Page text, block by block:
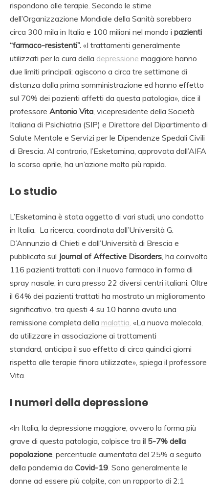
rispondono alle terapie. Secondo le stime
dell’Organizzazione Mondiale della Sanità sarebbero
circa 300 mila in Italia e 100 milioni nel mondo i pazienti
“farmaco-resistenti”. «I trattamenti generalmente
utilizzati per la cura della depressione maggiore hanno
due limiti principali: agiscono a circa tre settimane di
distanza dalla prima somministrazione ed hanno effetto
sul 70% dei pazienti affetti da questa patologia», dice il
professore Antonio Vita, vicepresidente della Società
Italiana di Psichiatria (SIP) e Direttore del Dipartimento di
Salute Mentale e Servizi per le Dipendenze Spedali Civili
di Brescia. Al contrario, l’Esketamina, approvata dall’AIFA
lo scorso aprile, ha un’azione molto più rapida.
Lo studio
L’Esketamina è stata oggetto di vari studi, uno condotto
in Italia. La ricerca, coordinata dall’Università G.
D’Annunzio di Chieti e dall’Università di Brescia e
pubblicata sul Journal of Affective Disorders, ha coinvolto
116 pazienti trattati con il nuovo farmaco in forma di
spray nasale, in cura presso 22 diversi centri italiani. Oltre
il 64% dei pazienti trattati ha mostrato un miglioramento
significativo, tra questi 4 su 10 hanno avuto una
remissione completa della malattia. «La nuova molecola,
da utilizzare in associazione ai trattamenti
standard, anticipa il suo effetto di circa quindici giorni
rispetto alle terapie finora utilizzate», spiega il professore
Vita.
I numeri della depressione
«In Italia, la depressione maggiore, ovvero la forma più
grave di questa patologia, colpisce tra il 5-7% della
popolazione , percentuale aumentata del 25% a seguito
della pandemia da Covid-19 . Sono generalmente le
donne ad essere più colpite, con un rapporto di 2:1